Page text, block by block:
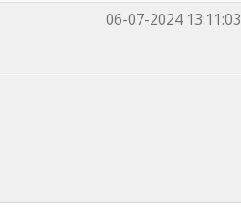
06-07-2024 13:11:03